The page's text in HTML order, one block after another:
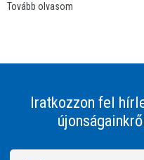
Tovább olvasom
Iratkozzon fel